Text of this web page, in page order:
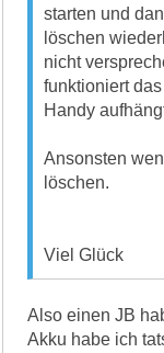
starten und
löschen
nicht
funktioniert
Handy
Ansonsten
löschen.
Viel Glück
Also einen JB
Akku habe ich